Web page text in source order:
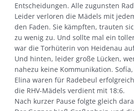
Entscheidungen. Alle zugunsten
Leider verloren die Mädels mit
den Faden. Sie kämpften, trauten
zu wenig zu. Und sollte mal ein
war die Torhüterin von Heidenau
Und hinten, leider große Lücken,
nahezu keine Kommunikation.
Elina waren für Radebeul
die RHV-Mädels verdient mit 18:6.
Nach kurzer Pause folgte gleich